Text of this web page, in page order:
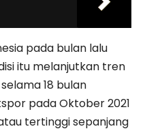
pada bulan lalu
itu melanjutkan tren
18 bulan
pada Oktober 2021
tertinggi sepanjang